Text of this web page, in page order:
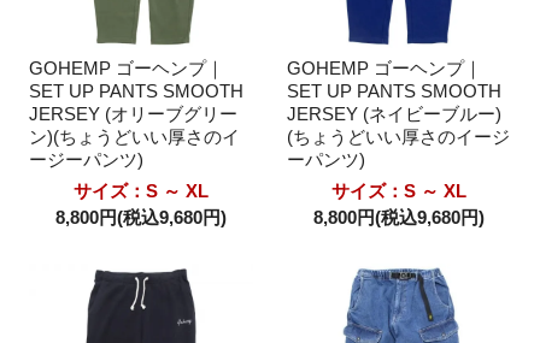
GOHEMP ゴーヘンプ｜
SET UP PANTS SMOOTH
JERSEY (オリーブグリー
ン)(ちょうどいい厚さのイ
ージーパンツ)
サイズ：S ～ XL
8,800円(税込9,680円)
GOHEMP ゴーヘンプ｜
SET UP PANTS SMOOTH
JERSEY (ネイビーブルー)
(ちょうどいい厚さのイージ
ーパンツ)
サイズ：S ～ XL
8,800円(税込9,680円)